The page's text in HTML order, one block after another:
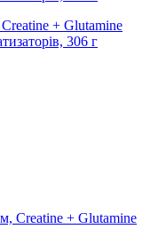
+ Glutamine
306 г